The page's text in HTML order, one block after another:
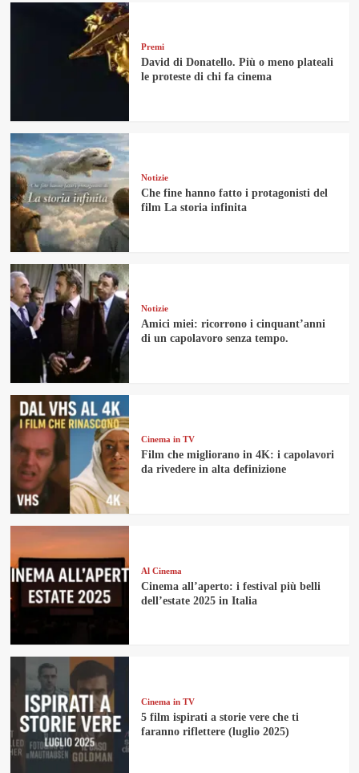
Premi
David di Donatello. Più o meno plateali
le proteste di chi fa cinema
Notizie
Che fine hanno fatto i protagonisti del
film La storia infinita
Notizie
Amici miei: ricorrono i cinquant’anni
di un capolavoro senza tempo.
Cinema in TV
Film che migliorano in 4K: i capolavori
da rivedere in alta definizione
Al Cinema
Cinema all’aperto: i festival più belli
dell’estate 2025 in Italia
Cinema in TV
5 film ispirati a storie vere che ti
faranno riflettere (luglio 2025)